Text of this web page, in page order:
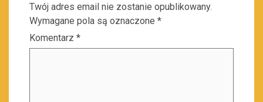
Twój adres email nie zostanie opublikowany.
Wymagane pola są oznaczone *
Komentarz *